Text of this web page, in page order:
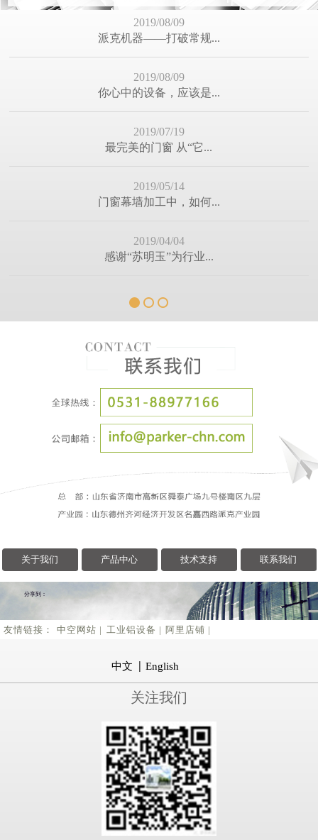
2019/08/09
派克机器——打破常规...
2019/08/09
你心中的设备，应该是...
2019/07/19
最完美的门窗 从“它...
2019/05/14
门窗幕墙加工中，如何...
2019/04/04
感谢“苏明玉”为行业...
2019/03/06
2019/02/23
2018完美收官 2019迎...
我们全力以赴——只为...
2018/12/28
冬季来了，求保养，求...
2018/11/30
2018/11/22
你的高效团队是不是这...
2018/11/13
门窗厂的未来
2018/11/08
天空这抹彩色，是我们...
关于我们 产品中心 技术支持 联系我们
分享到：
友情链接： 中空网站 | 工业铝设备 | 阿里店铺 |
中文 English
关注我们